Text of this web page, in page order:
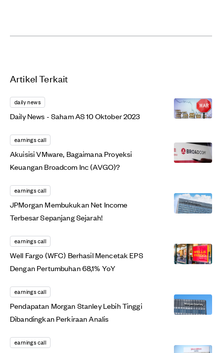
Artikel Terkait
daily news
Daily News - Saham AS 10 Oktober 2023
earnings call
Akuisisi VMware, Bagaimana Proyeksi
Keuangan Broadcom Inc (AVGO)?
earnings call
JPMorgan Membukukan Net Income
Terbesar Sepanjang Sejarah!
earnings call
Well Fargo (WFC) Berhasil Mencetak EPS
Dengan Pertumbuhan 68,1% YoY
earnings call
Pendapatan Morgan Stanley Lebih Tinggi
Dibandingkan Perkiraan Analis
earnings call